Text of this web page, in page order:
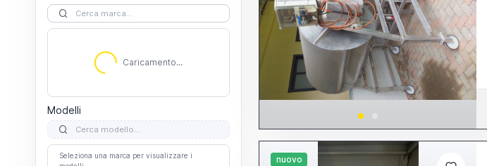
Caricamento... Caricamento...
Modelli
Seleziona una marca per visualizzare i
nuovo